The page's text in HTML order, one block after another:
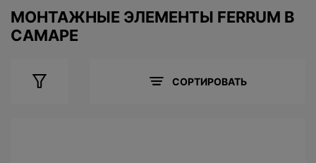
МОНТАЖНЫЕ ЭЛЕМЕНТЫ FERRUM В
САМАРЕ
СОРТИРОВАТЬ